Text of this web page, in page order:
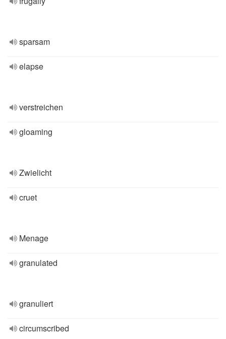
sparsam
elapse
verstreichen
gloaming
Zwielicht
cruet
Menage
granulated
granuliert
circumscribed